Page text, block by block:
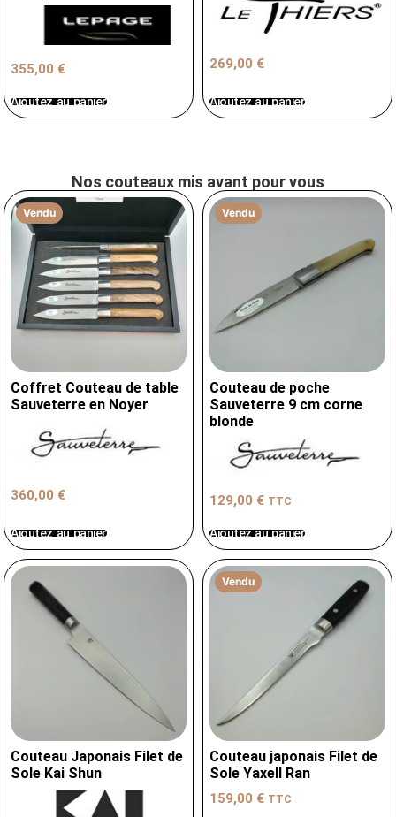
355,00 €
Ajoutez au panier
269,00 €
Ajoutez au panier
Nos couteaux mis avant pour vous
Vendu
Coffret Couteau de table
Sauveterre en Noyer
360,00 €
Ajoutez au panier
Vendu
Couteau de poche
Sauveterre 9 cm corne
blonde
129,00 € TTC
Ajoutez au panier
Couteau Japonais Filet de
Sole Kai Shun
Vendu
Couteau japonais Filet de
Sole Yaxell Ran
159,00 € TTC